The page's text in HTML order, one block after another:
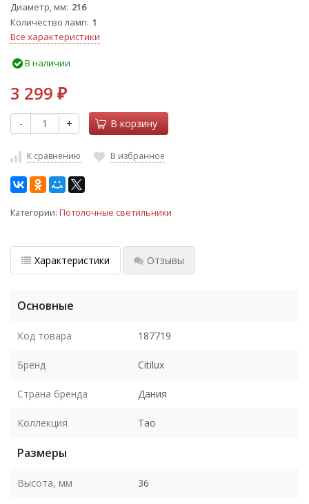
Диаметр, мм 216
Количество ламп 1
Все характеристики
В наличии
3 299 ₽
- + В корзину
К сравнению В избранное
Категории: Потолочные светильники
Характеристики Отзывы
Основные
Код товара 187719
Бренд Citilux
Страна бренда Дания
Коллекция Тао
Размеры
Высота, мм 36